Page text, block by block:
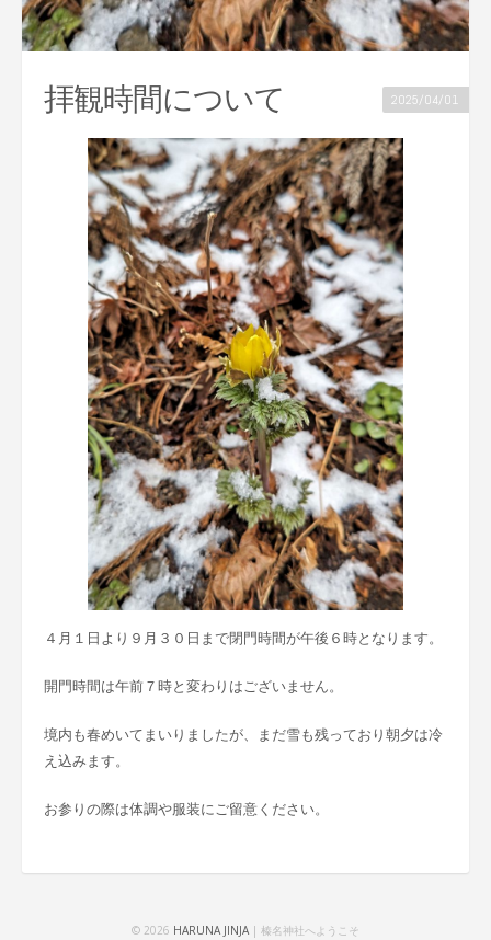
拝観時間について 2025/04/01
４月１日より９月３０日まで閉門時間が午後６時となります。
開門時間は午前７時と変わりはございません。
境内も春めいてまいりましたが、まだ雪も残っており朝夕は冷
え込みます。
お参りの際は体調や服装にご留意ください。
© 2026 HARUNA JINJA | 榛名神社へようこそ